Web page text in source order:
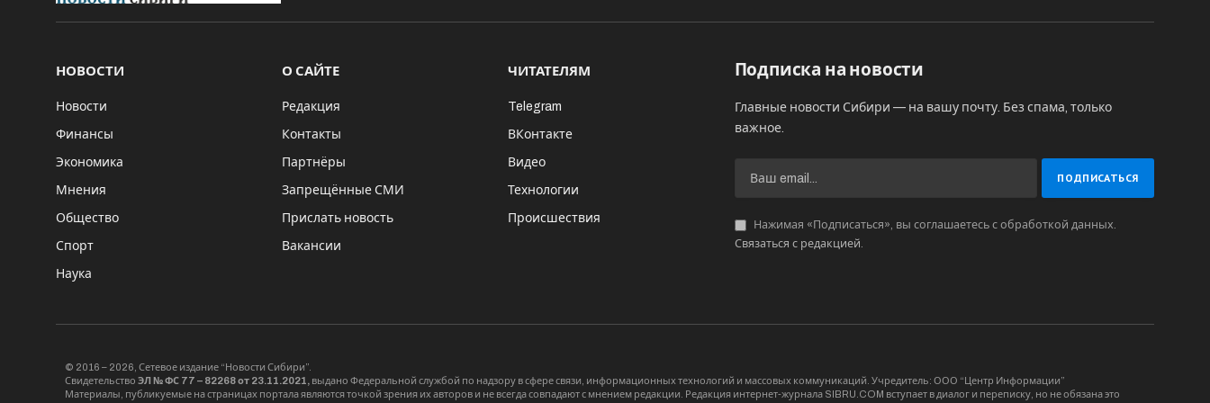
НОВОСТИ
Новости
Финансы
Экономика
Мнения
Общество
Спорт
Наука
О САЙТЕ
Редакция
Контакты
Партнёры
Запрещённые СМИ
Прислать новость
Вакансии
ЧИТАТЕЛЯМ
Telegram
ВКонтакте
Видео
Технологии
Происшествия
Подписка на новости
Главные новости Сибири — на вашу почту. Без спама, только
важное.
Нажимая «Подписаться», вы соглашаетесь с обработкой данных.
Связаться с редакцией.
© 2016 – 2026, Сетевое издание “Новости Сибири”.
Свидетельство ЭЛ № ФС 77 – 82268 от 23.11.2021, выдано Федеральной службой по надзору в сфере связи, информационных технологий и массовых коммуникаций. Учредитель: ООО “Центр Информации”
Материалы, публикуемые на страницах портала являются точкой зрения их авторов и не всегда совпадают с мнением редакции. Редакция интернет-журнала SIBRU.COM вступает в диалог и переписку, но не обязана это